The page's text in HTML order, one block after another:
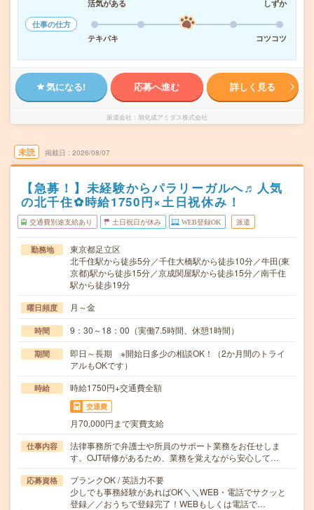
活気がある
しずか
仕事の仕方
テキパキ
コツコツ
気になる! 応募へ進む 詳しく見る
派遣会社 旭化成アミダス株式会社
未読 掲載日 2026/08/07
【急募！】未経験からパラリーガルへ♬人気
の北千住✿時給1750円×土日祝休み！
交通費別途支給あり 土日祝日が休み WEB登録OK 派遣
勤務地
東京都足立区
北千住駅から徒歩5分／千住大橋駅から徒歩10分／牛田(東
京都)駅から徒歩15分／京成関屋駅から徒歩15分／南千住
駅から徒歩19分
曜日頻度 月～金
時間 9：30～18：00（実働7.5時間、休憩1時間）
期間
即日～長期 ※開始日多少の相談OK！（2か月間のトライ
アルもOKです）
時給 時給1750円+交通費全額
交通費
月70,000円まで実費支給
仕事内容
法律事務所で弁護士や所員のサポート業務をお任せしま
す。OJT研修があるため、業務を覚えながら安心して…
応募資格
ブランクOK / 英語力不要
少しでも事務経験があればOK＼＼WEB・電話でサクッと
登録／／おうちで登録完了！WEBもしくは電話で…